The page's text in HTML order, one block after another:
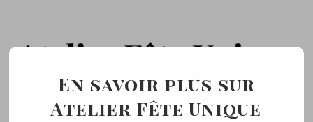
En savoir plus sur
Atelier Fête Unique